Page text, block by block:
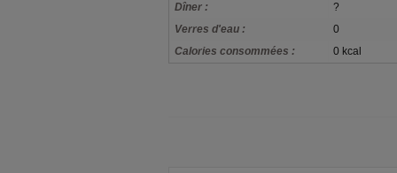
Dîner :
?
Verres d'eau :
0
Calories consommées :
0 kcal